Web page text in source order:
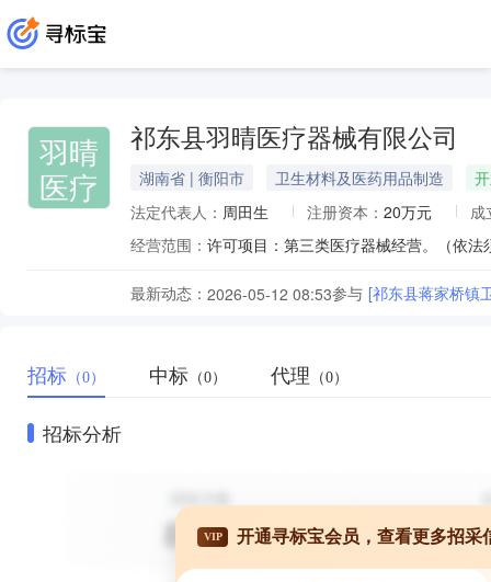
羽晴
医疗
祁东县羽晴医疗器械有限公司
湖南省 | 衡阳市 卫生材料及医药用品制造
法定代表人： 周田生 注册资本： 20万元
成
经营范围：
最新动态： 2026-05-12 08:53参与 [祁东县蒋家桥镇
招标 （0） 中标 （0） 代理 （0）
招标分析
VIP 开通寻标宝会员，查看更多招采